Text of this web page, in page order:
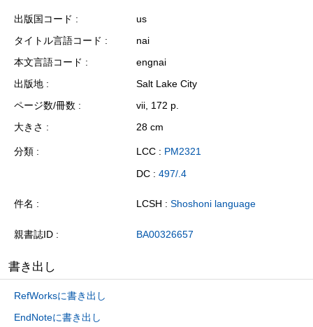
出版国コード
us
タイトル言語コード
nai
本文言語コード
engnai
出版地
Salt Lake City
ページ数/冊数
vii, 172 p.
大きさ
28 cm
分類 LCC : PM2321
DC : 497/.4
件名 LCSH : Shoshoni language
親書誌ID BA00326657
書き出し
RefWorksに書き出し
EndNoteに書き出し